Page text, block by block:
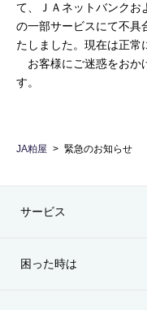
メリット
機能・サービス
困った時は
て、ＪＡネットバンクお
の一部サービスにて不具
たしました。現在は正常
お客様にご迷惑をおか
す。
JA粕屋 緊急のお知らせ
サービス
困った時は